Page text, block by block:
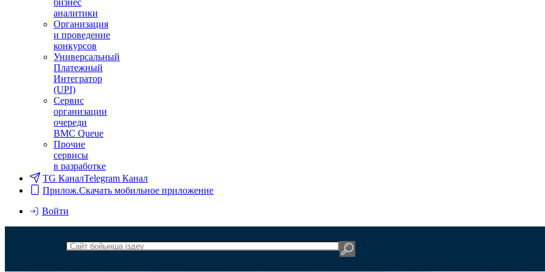
бизнес
аналитики
Организация
и проведение
конкурсов
Универсальный
Платежный
Интегратор
(UPI)
Сервис
организации
очереди
BMC Queue
Прочие
сервисы
в разработке
TG КаналTelegram Канал
Прилож.Скачать мобильное приложение
Войти